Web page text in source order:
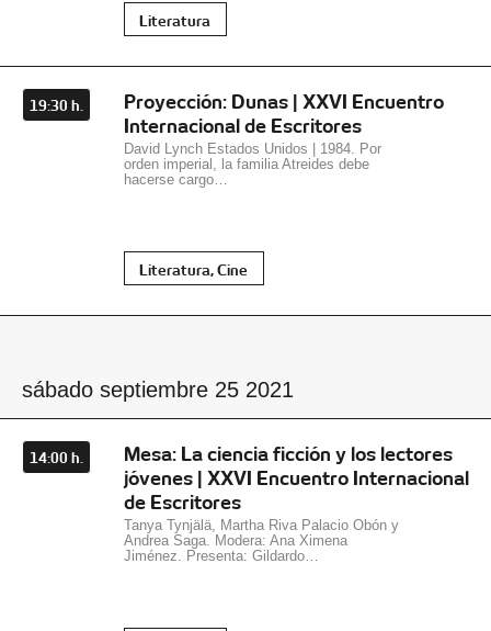
Literatura
19:30 h.
Proyección: Dunas | XXVI Encuentro
Internacional de Escritores
David Lynch Estados Unidos | 1984. Por
orden imperial, la familia Atreides debe
hacerse cargo…
Literatura, Cine
sábado septiembre 25 2021
14:00 h.
Mesa: La ciencia ficción y los lectores
jóvenes | XXVI Encuentro Internacional
de Escritores
Tanya Tynjälä, Martha Riva Palacio Obón y
Andrea Saga. Modera: Ana Ximena
Jiménez. Presenta: Gildardo…